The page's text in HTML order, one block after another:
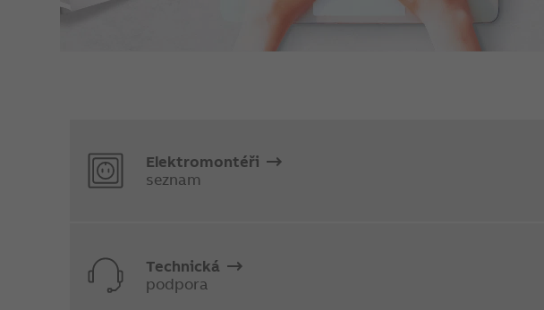
Elektromontéři
seznam
Technická
podpora